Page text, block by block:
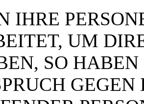
IHRE
UM
SO